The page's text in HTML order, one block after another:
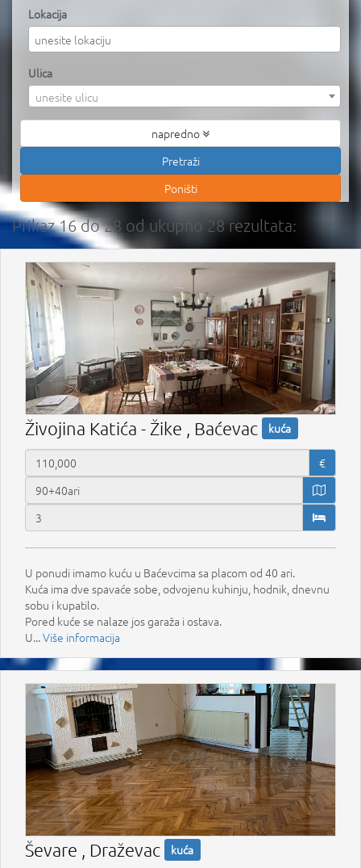
Lokacija
Ulica
unesite ulicu
napredno
Prikaz 16 do 28 od ukupno 28 rezultata:
Živojina Katića - Žike , Baćevac kuća
€
U ponudi imamo kuću u Baćevcima sa placom od 40 ari.
Kuća ima dve spavaće sobe, odvojenu kuhinju, hodnik, dnevnu
sobu i kupatilo.
Pored kuće se nalaze jos garaža i ostava.
U...Više informacija
Ševare , Draževac kuća